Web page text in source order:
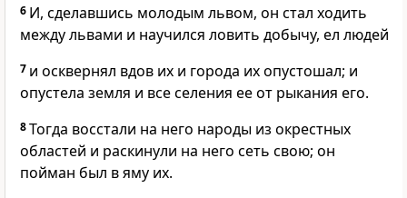
6 И, сделавшись молодым львом, он стал ходить
между львами и научился ловить добычу, ел людей
7 и осквернял вдов их и города их опустошал; и
опустела земля и все селения ее от рыкания его.
8Тогда восстали на него народы из окрестных
областей и раскинули на него сеть свою; он
пойман был в яму их.